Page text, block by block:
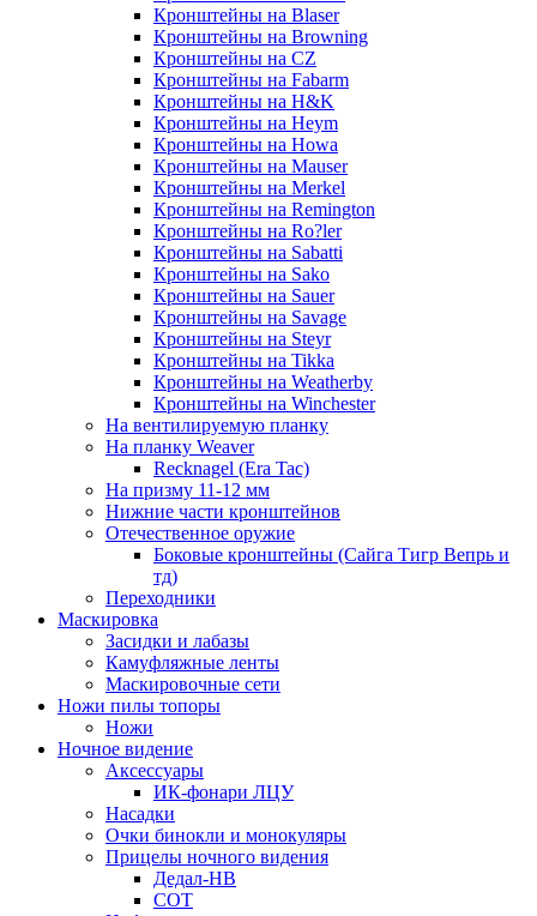
Кронштейны на Blaser
Кронштейны на Browning
Кронштейны на CZ
Кронштейны на Fabarm
Кронштейны на H&K
Кронштейны на Heym
Кронштейны на Howa
Кронштейны на Mauser
Кронштейны на Merkel
Кронштейны на Remington
Кронштейны на Ro?ler
Кронштейны на Sabatti
Кронштейны на Sako
Кронштейны на Sauer
Кронштейны на Savage
Кронштейны на Steyr
Кронштейны на Tikka
Кронштейны на Weatherby
Кронштейны на Winchester
На вентилируемую планку
На планку Weaver
Recknagel (Era Tac)
На призму 11-12 мм
Нижние части кронштейнов
Отечественное оружие
Боковые кронштейны (Сайга Тигр Вепрь и
тд)
Переходники
Маскировка
Засидки и лабазы
Камуфляжные ленты
Маскировочные сети
Ножи пилы топоры
Ножи
Ночное видение
Аксессуары
ИК-фонари ЛЦУ
Насадки
Очки бинокли и монокуляры
Прицелы ночного видения
Дедал-НВ
СОТ